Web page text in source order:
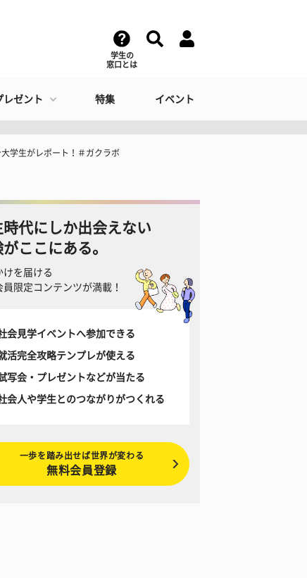
学生の
窓口とは
レゼント 特集 イベント
学生がレポート！＃ガクラボ
時代にしか出会えない
ここにある。
けを届ける
員限定コンテンツが満載！
会見学イベントへ参加できる
活完全攻略テンプレが使える
写会・プレゼントなどが当たる
会人や学生とのつながりがつくれる
一歩を踏み出せば世界が変わる
無料会員登録